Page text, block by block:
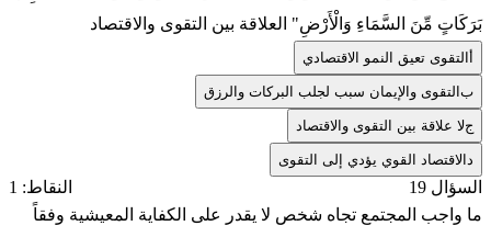
بَرَكَاتٍ مِّنَ السَّمَاءِ وَالْأَرْضِ" العلاقة بين التقوى والاقتصاد
التقوى تعيق النمو الاقتصادي
بالتقوى والإيمان سبب لجلب البركات والرزق
جلا علاقة بين التقوى والاقتصاد
الاقتصاد القوي يؤدي إلى التقوى
السؤال 19
النقاط: 1
ما واجب المجتمع تجاه شخص لا يقدر على الكفاية المعيشية وفقاً